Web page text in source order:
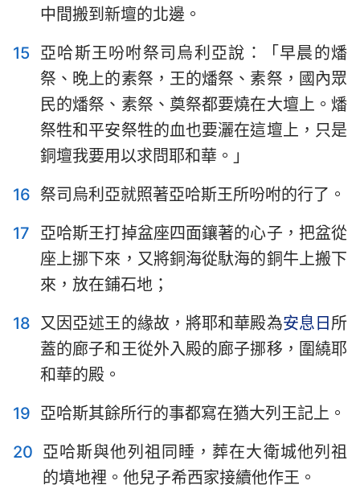
22
23 24 25
中間搬到新壇的北邊。
15 亞哈斯王吩咐祭司烏利亞說：「早晨的燔
祭、晚上的素祭，王的燔祭、素祭，國內眾
民的燔祭、素祭、奠祭都要燒在大壇上。燔
祭牲和平安祭牲的血也要灑在這壇上，只是
銅壇我要用以求問耶和華。」
16 祭司烏利亞就照著亞哈斯王所吩咐的行了。
17
亞哈斯王打掉盆座四面鑲著的心子，把盆從
座上挪下來，又將銅海從馱海的銅牛上搬下
來，放在鋪石地；
18 又因亞述王的緣故，將耶和華殿為安息日 所
蓋的廊子和王從外入殿的廊子挪移，圍繞耶
和華的殿。
19 亞哈斯其餘所行的事都寫在猶大列王記上。
20 亞哈斯與他列祖同睡，葬在大衛城他列祖
的墳地裡。他兒子希西家接續他作王。